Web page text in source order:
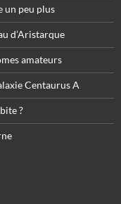
un peu plus
d’Aristarque
amateurs
Centaurus A
?